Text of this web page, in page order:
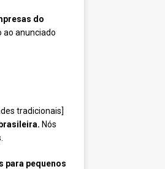
do
ao anunciado
tradicionais]
Nós
para pequenos